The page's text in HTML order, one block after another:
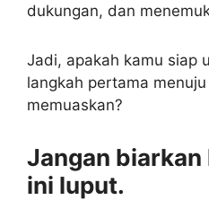
dukungan, dan
Jadi, apakah kamu siap
langkah pertama
memuaskan?
Jangan
ini luput.